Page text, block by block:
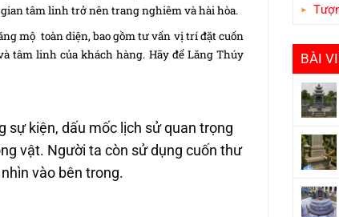
tâm linh trở nên trang nghiêm và hài hòa.
mộ toàn diện, bao gồm tư vấn vị trí đặt cuốn
tâm linh của khách hàng. Hãy để Lăng Thúy
sự kiện, dấu mốc lịch sử quan trọng
vật. Người ta còn sử dụng cuốn thư
vào bên trong.
BÀI